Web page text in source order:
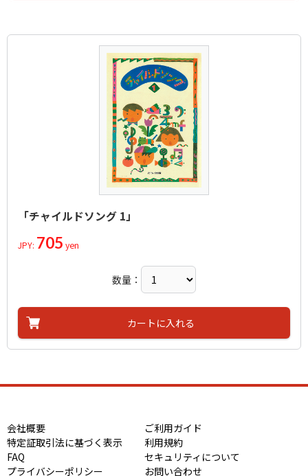
「チャイルドソング 1」
JPY: 705 yen
数量：
カートに入れる
会社概要
ご利用ガイド
特定証取引法に基づく表示
利用規約
FAQ
セキュリティについて
プライバシーポリシー
お問い合わせ